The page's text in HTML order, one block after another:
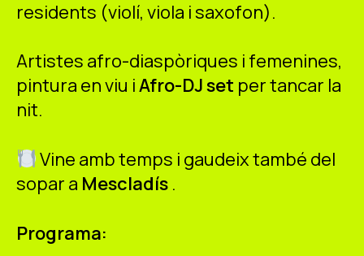
residents (violí, viola i saxofon).
Artistes afro-diaspòriques i femenines,
pintura en viu iAfro-DJ set per tancar la
nit.
Vine amb temps i gaudeix també del
sopar a Mescladís .
Programa: